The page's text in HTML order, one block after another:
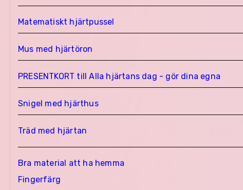
Matematiskt hjärtpussel
Mus med hjärtöron
PRESENTKORT till Alla hjärtans dag - gör dina egna
Snigel med hjärthus
Träd med hjärtan
Bra material att ha hemma
Fingerfärg